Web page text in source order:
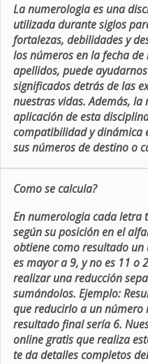
La numerologia es una
utilizada durante siglos
fortalezas, debilidades y
los números en la fecha
apellidos, puede
significados detrás de las
nuestras vidas. Además,
aplicación de esta
compatibilidad y dinámica
sus números de destino o
Como se calcula?
En numerologia cada letra
según su posición en el
obtiene como resultado
es mayor a 9, y no es 11 o
realizar una reducción
sumándolos. Ejemplo:
que reducirlo a un número
resultado final sería 6.
online gratis que realiza
te da detalles completos